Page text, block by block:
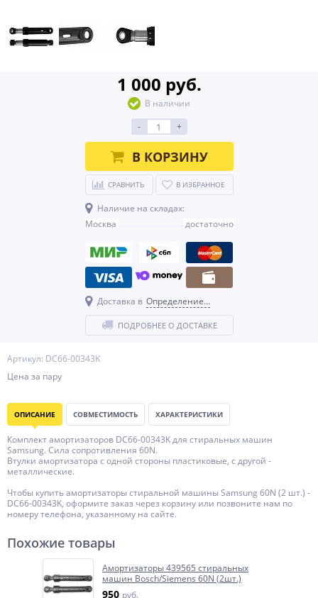
Артикул: DC66-00343K
Цена за пару
1 000 руб.
В наличии
-
+
В КОРЗИНУ
СРАВНИТЬ В ИЗБРАННОЕ
Наличие на складах:
Москва
достаточно
Доставка в Определение...
ПОДРОБНЕЕ О ДОСТАВКЕ
ОПИСАНИЕ СОВМЕСТИМОСТЬ ХАРАКТЕРИСТИКИ
Комплект амортизаторов DC66-00343K для стиральных машин
Samsung. Сила сопротивления 60N.
Втулки амортизатора с одной стороны пластиковые, с другой -
металлические.
Чтобы купить амортизаторы стиральной машины Samsung 60N (2 шт.) -
DC66-00343K, оформите заказ через корзину или позвоните нам по
номеру телефона, указанному на сайте.
Похожие товары
Амортизаторы 439565 стиральных
машин Bosch/Siemens 60N (2шт.)
950 руб.